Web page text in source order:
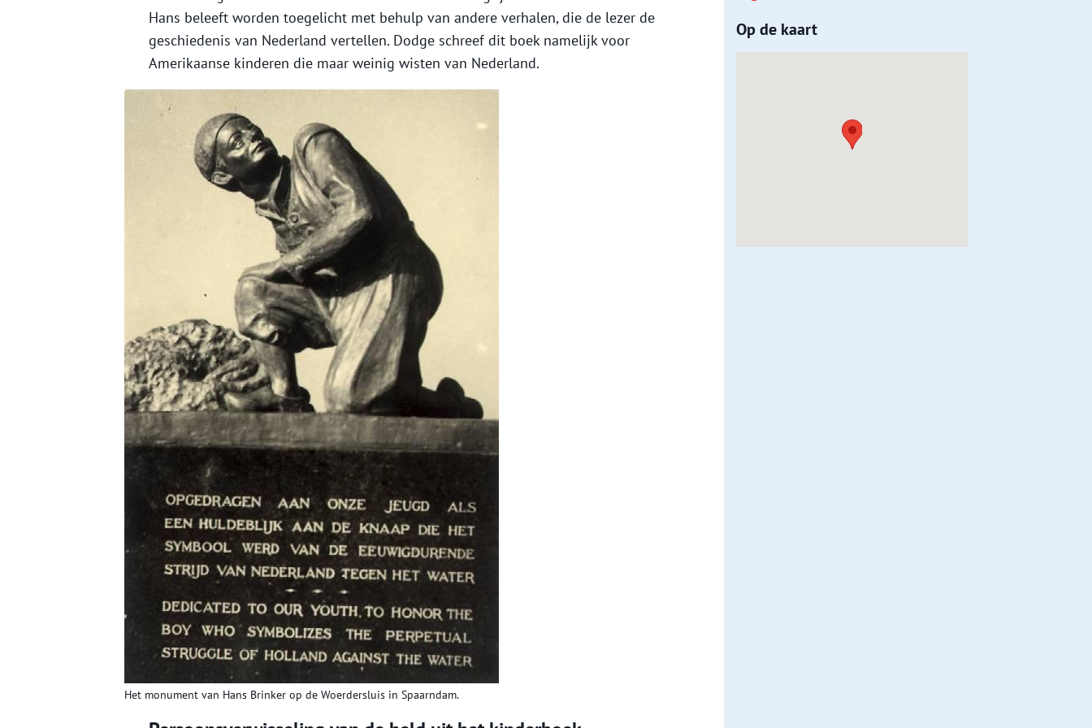
Hans beleeft worden toegelicht met behulp van andere verhalen, die de lezer de
geschiedenis van Nederland vertellen. Dodge schreef dit boek namelijk voor
Amerikaanse kinderen die maar weinig wisten van Nederland.
Het monument van Hans Brinker op de Woerdersluis in Spaarndam.
Op de kaart